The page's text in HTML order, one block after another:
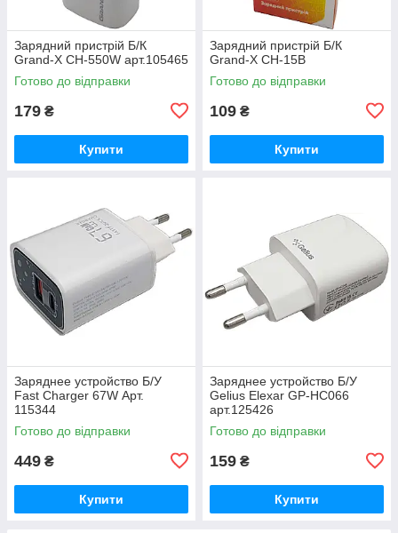
Зарядний пристрій Б/К
Grand-X CH-550W арт.105465
Готово до відправки
179 ₴
Купити
Зарядний пристрій Б/К
Grand-X CH-15B
Готово до відправки
109 ₴
Купити
Заряднее устройство Б/У
Fast Charger 67W Арт.
115344
Готово до відправки
449 ₴
Купити
Заряднее устройство Б/У
Gelius Elexar GP-HC066
арт.125426
Готово до відправки
159 ₴
Купити